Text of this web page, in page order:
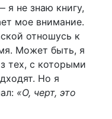
я не знаю книгу,
мое внимание.
отношусь к
Может быть, я
тех, с которыми
Но я
«О, черт, это